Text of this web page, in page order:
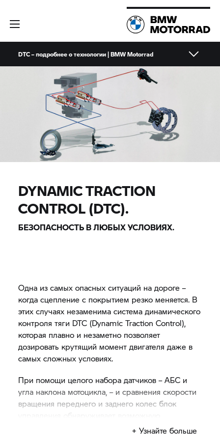
DTC – подробнее о технологии | BMW Motorrad
DYNAMIC TRACTION
CONTROL (DTC).
БЕЗОПАСНОСТЬ В ЛЮБЫХ УСЛОВИЯХ.
Одна из самых опасных ситуаций на дороге –
когда сцепление с покрытием резко меняется. В
этих случаях незаменима система динамического
контроля тяги DTC (Dynamic Traction Control),
которая плавно и незаметно позволяет
дозировать крутящий момент двигателя даже в
самых сложных условиях.
При помощи целого набора датчиков – АБС и
угла наклона мотоцикла, – и сравнения скорости
вращения переднего и заднего колес блок
пробуксовку заднего колеса – причем+ Узнайте больше